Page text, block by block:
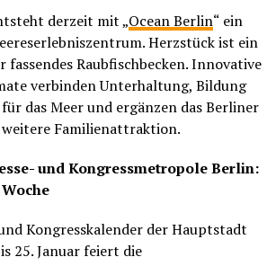
derzeit mit „Ocean Berlin“ ein
Herzstück ist ein
Raubfischbecken. Innovative
verbinden Unterhaltung, Bildung
das Meer und ergänzen das Berliner
Familienattraktion.
und Kongressmetropole Berlin:
Kongresskalender der Hauptstadt
25. Januar feiert die